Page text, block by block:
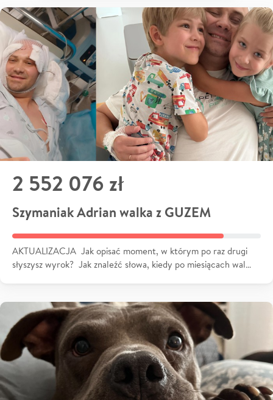
2 552 076 zł
Szymaniak Adrian walka z GUZEM
AKTUALIZACJA Jak opisać moment, w którym po raz drugi
słyszysz wyrok? Jak znaleźć słowa, kiedy po miesiącach wal…